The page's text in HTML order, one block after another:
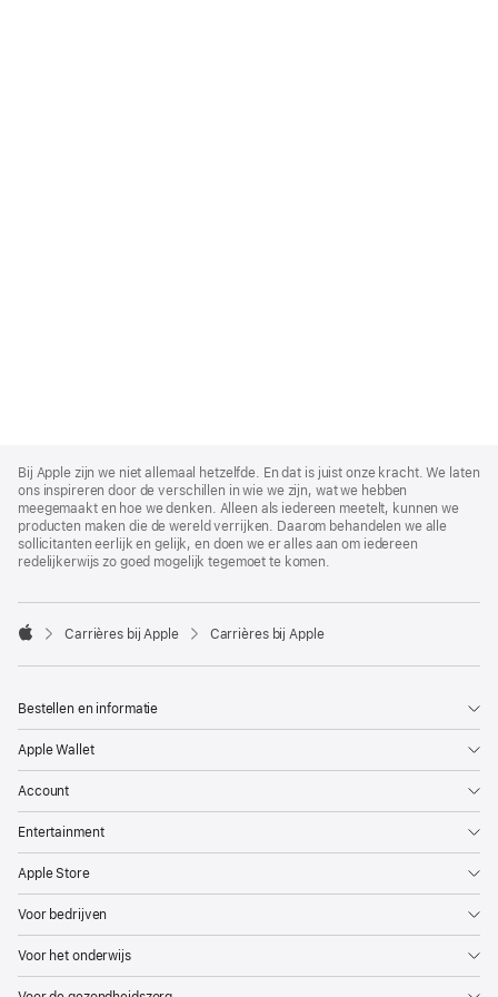
Footer
Bij Apple zijn we niet allemaal hetzelfde. En dat is juist onze kracht. We laten
ons inspireren door de verschillen in wie we zijn, wat we hebben
meegemaakt en hoe we denken. Alleen als iedereen meetelt, kunnen we
producten maken die de wereld verrijken. Daarom behandelen we alle
sollicitanten eerlijk en gelijk, en doen we er alles aan om iedereen
redelijkerwijs zo goed mogelijk tegemoet te komen.

Carrières bij Apple Carrières bij Apple
Bestellen en informatie
Apple Wallet
Account
Entertainment
Apple Store
Voor bedrijven
Voor het onderwijs